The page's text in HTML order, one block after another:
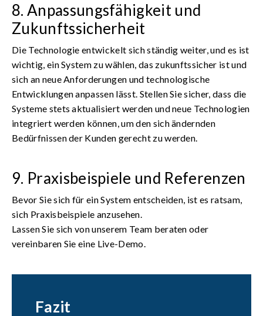
8. Anpassungsfähigkeit und
Zukunftssicherheit
Die Technologie entwickelt sich ständig weiter, und es ist
wichtig, ein System zu wählen, das zukunftssicher ist und
sich an neue Anforderungen und technologische
Entwicklungen anpassen lässt. Stellen Sie sicher, dass die
Systeme stets aktualisiert werden und neue Technologien
integriert werden können, um den sich ändernden
Bedürfnissen der Kunden gerecht zu werden.
9. Praxisbeispiele und Referenzen
Bevor Sie sich für ein System entscheiden, ist es ratsam,
sich Praxisbeispiele anzusehen.
Lassen Sie sich von unserem Team beraten oder
vereinbaren Sie eine Live-Demo.
Fazit